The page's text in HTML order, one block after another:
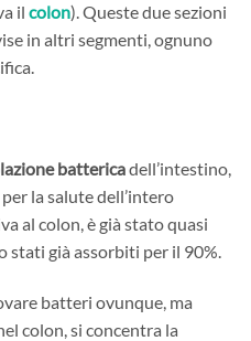
il colon). Queste due sezioni
in altri segmenti, ognuno
battericadell’intestino,
la salute dell’intero
al colon, è già stato quasi
già assorbiti per il 90%.
batteri ovunque, ma
colon, si concentra la